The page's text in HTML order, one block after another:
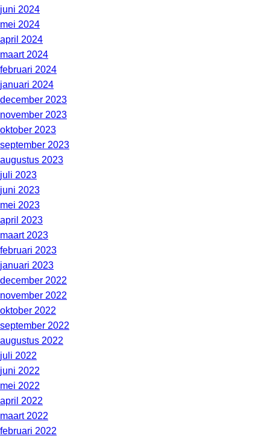
juni 2024
mei 2024
april 2024
maart 2024
februari 2024
januari 2024
december 2023
november 2023
oktober 2023
september 2023
augustus 2023
juli 2023
juni 2023
mei 2023
april 2023
maart 2023
februari 2023
januari 2023
december 2022
november 2022
oktober 2022
september 2022
augustus 2022
juli 2022
juni 2022
mei 2022
april 2022
maart 2022
februari 2022